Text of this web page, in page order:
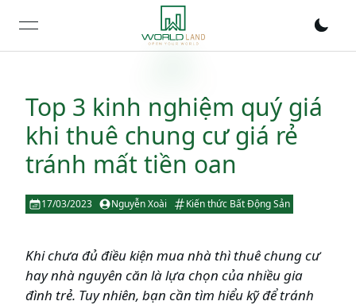
open navigation menu
Top 3 kinh nghiệm quý giá
khi thuê chung cư giá rẻ
tránh mất tiền oan
17/03/2023 Nguyễn Xoài Kiến thức Bất Động Sản
Khi chưa đủ điều kiện mua nhà thì thuê chung cư
hay nhà nguyên căn là lựa chọn của nhiều gia
đình trẻ. Tuy nhiên, bạn cần tìm hiểu kỹ để tránh